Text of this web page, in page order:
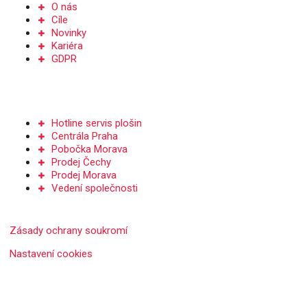
O nás
Cíle
Novinky
Kariéra
GDPR
Hotline servis plošin
Centrála Praha
Pobočka Morava
Prodej Čechy
Prodej Morava
Vedení společnosti
Zásady ochrany soukromí
Nastavení cookies